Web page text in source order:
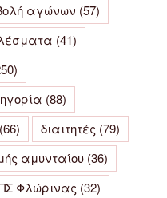
αγώνων (57)
(41)
(88)
(66) διαιτητές (79)
αμυνταίου (36)
Φλώρινας (32)